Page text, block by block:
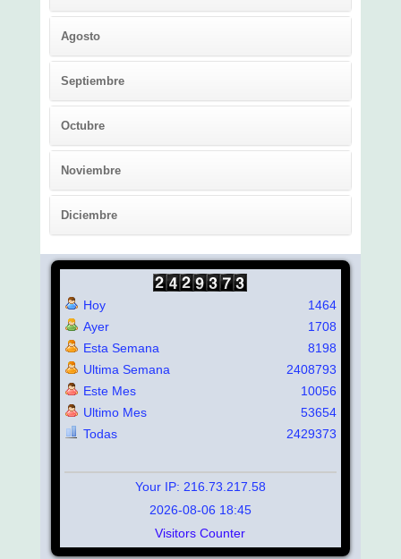
Agosto
Septiembre
Octubre
Noviembre
Diciembre
Hoy
Ayer
Esta Semana
Ultima Semana
Este Mes
Ultimo Mes
Todas
1464
1708
8198
2408793
10056
53654
2429373
Your IP: 216.73.217.58
2026-08-06 18:45
Visitors Counter